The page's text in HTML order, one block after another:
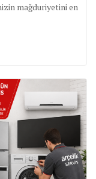
mağduriyetini en